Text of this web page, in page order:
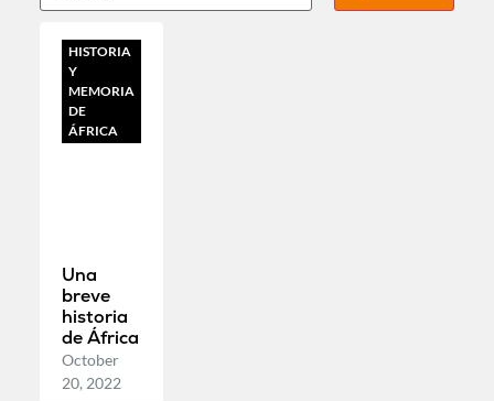
HISTORIA
Y
MEMORIA
DE
ÁFRICA
Una
breve
historia
de África
October
20, 2022